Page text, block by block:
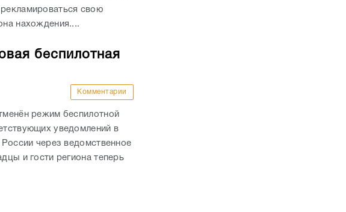
свою
нахождения....
беспилотная
Комментарии
режим беспилотной
уведомлений в
через ведомственное
и гости региона теперь